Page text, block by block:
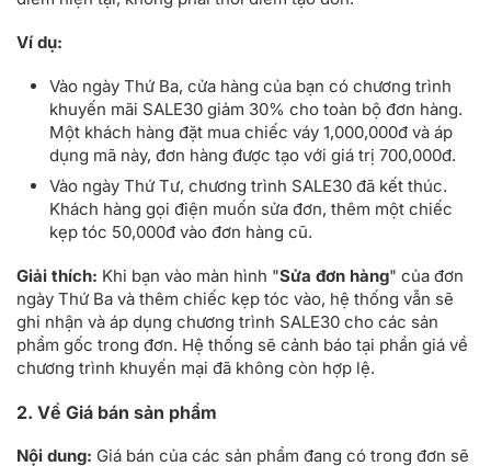
Ví dụ:
Vào ngày Thứ Ba, cửa hàng của bạn có chương trình
khuyến mãi SALE30 giảm 30% cho toàn bộ đơn hàng.
Một khách hàng đặt mua chiếc váy 1,000,000đ và áp
dụng mã này, đơn hàng được tạo với giá trị 700,000đ.
Vào ngày Thứ Tư, chương trình SALE30 đã kết thúc.
Khách hàng gọi điện muốn sửa đơn, thêm một chiếc
kẹp tóc 50,000đ vào đơn hàng cũ.
Giải thích: Khi bạn vào màn hình "Sửa đơn hàng" của đơn
ngày Thứ Ba và thêm chiếc kẹp tóc vào, hệ thống vẫn sẽ
ghi nhận và áp dụng chương trình SALE30 cho các sản
phẩm gốc trong đơn. Hệ thống sẽ cảnh báo tại phần giá về
chương trình khuyến mại đã không còn hợp lệ.
2. Về Giá bán sản phẩm
Nội dung: Giá bán của các sản phẩm đang có trong đơn sẽ